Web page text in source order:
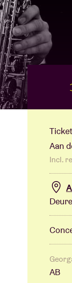
Aan
Incl.
AB